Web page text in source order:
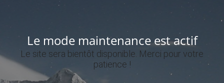
Le mode maintenance est actif
Le site sera bientôt disponible. Merci pour votre
patience !